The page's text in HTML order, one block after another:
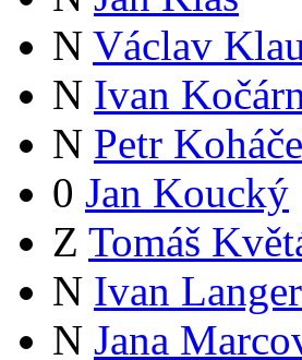
N Václav
N Ivan
N Petr
0 Jan Koucký
Z Tomáš
N Ivan Langer
N Jana